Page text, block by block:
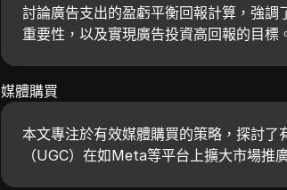
討論廣告支出的盈虧平衡回報計算，強調
重要性，以及實現廣告投資高回報的目標
媒體購買
本文專注於有效媒體購買的策略，探討了
（UGC）在如Meta等平台上擴大市場推